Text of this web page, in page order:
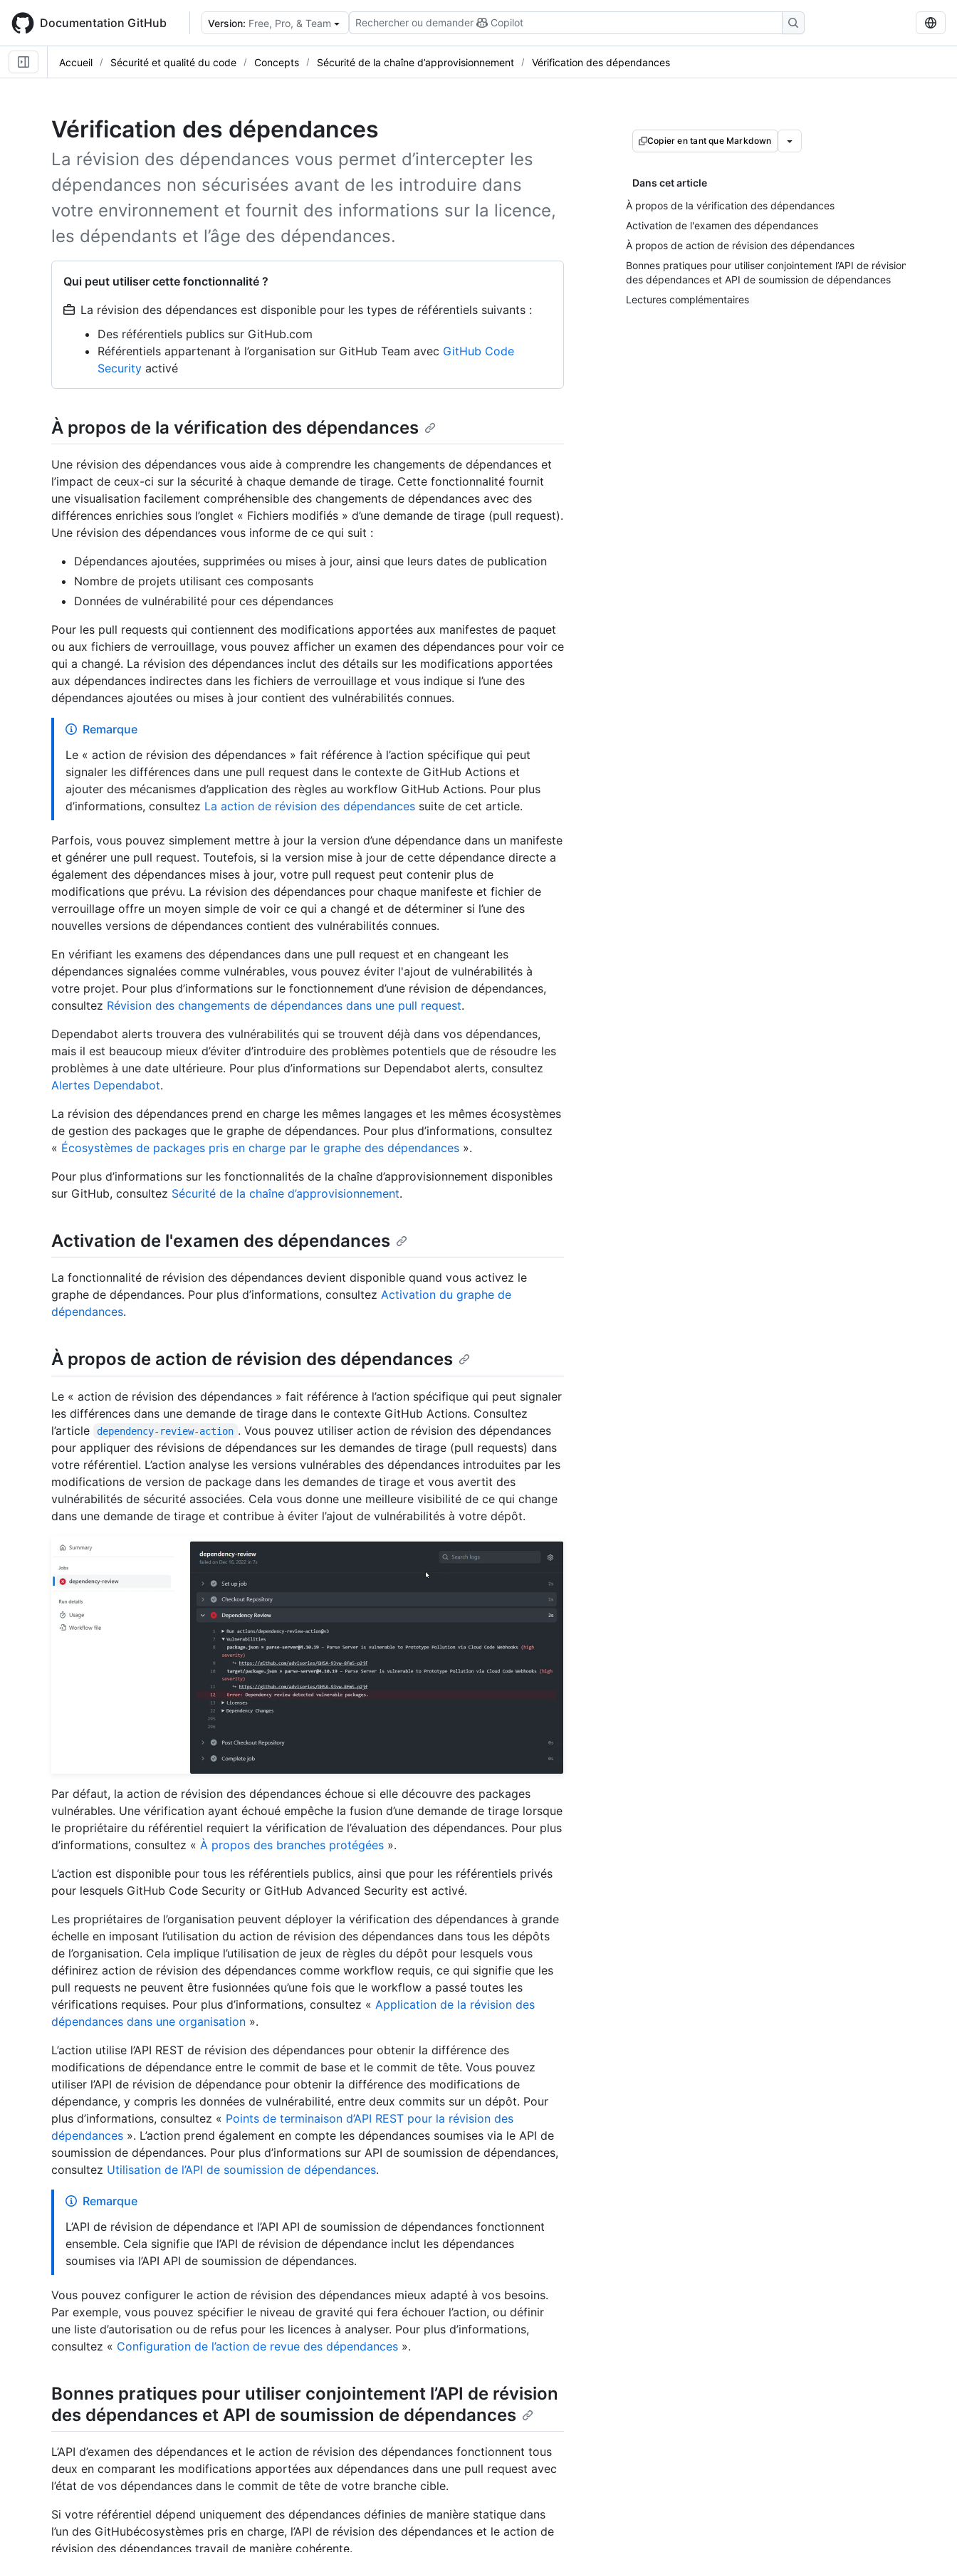
main
content
Documentation GitHub Version: Free, Pro, & Team Rechercher ou demander Copilot
Accueil Sécurité et qualité du code Concepts Sécurité de la chaîne d’approvisionnement Vérification des dépendances
Vérification des dépendances
La révision des dépendances vous permet d’intercepter les
dépendances non sécurisées avant de les introduire dans
votre environnement et fournit des informations sur la licence,
les dépendants et l’âge des dépendances.
Qui peut utiliser cette fonctionnalité ?
La révision des dépendances est disponible pour les types de référentiels suivants :
Des référentiels publics sur GitHub.com
Référentiels appartenant à l’organisation sur GitHub Team avec GitHub Code
Security activé
Copier en tant que Markdown
Dans cet article
À propos de la vérification des dépendances
Activation de l'examen des dépendances
À propos de action de révision des dépendances
Bonnes pratiques pour utiliser conjointement l’API de révision
des dépendances et API de soumission de dépendances
Lectures complémentaires
À propos de la vérification des dépendances
Une révision des dépendances vous aide à comprendre les changements de dépendances et
l’impact de ceux-ci sur la sécurité à chaque demande de tirage. Cette fonctionnalité fournit
une visualisation facilement compréhensible des changements de dépendances avec des
différences enrichies sous l’onglet « Fichiers modifiés » d’une demande de tirage (pull request).
Une révision des dépendances vous informe de ce qui suit :
Dépendances ajoutées, supprimées ou mises à jour, ainsi que leurs dates de publication
Nombre de projets utilisant ces composants
Données de vulnérabilité pour ces dépendances
Pour les pull requests qui contiennent des modifications apportées aux manifestes de paquet
ou aux fichiers de verrouillage, vous pouvez afficher un examen des dépendances pour voir ce
qui a changé. La révision des dépendances inclut des détails sur les modifications apportées
aux dépendances indirectes dans les fichiers de verrouillage et vous indique si l’une des
dépendances ajoutées ou mises à jour contient des vulnérabilités connues.
Remarque
Le « action de révision des dépendances » fait référence à l’action spécifique qui peut
signaler les différences dans une pull request dans le contexte de GitHub Actions et
ajouter des mécanismes d’application des règles au workflow GitHub Actions. Pour plus
d’informations, consultez La action de révision des dépendances suite de cet article.
Parfois, vous pouvez simplement mettre à jour la version d’une dépendance dans un manifeste
et générer une pull request. Toutefois, si la version mise à jour de cette dépendance directe a
également des dépendances mises à jour, votre pull request peut contenir plus de
modifications que prévu. La révision des dépendances pour chaque manifeste et fichier de
verrouillage offre un moyen simple de voir ce qui a changé et de déterminer si l’une des
nouvelles versions de dépendances contient des vulnérabilités connues.
En vérifiant les examens des dépendances dans une pull request et en changeant les
dépendances signalées comme vulnérables, vous pouvez éviter l'ajout de vulnérabilités à
votre projet. Pour plus d’informations sur le fonctionnement d’une révision de dépendances,
consultez Révision des changements de dépendances dans une pull request.
Dependabot alerts trouvera des vulnérabilités qui se trouvent déjà dans vos dépendances,
mais il est beaucoup mieux d’éviter d’introduire des problèmes potentiels que de résoudre les
problèmes à une date ultérieure. Pour plus d’informations sur Dependabot alerts, consultez
Alertes Dependabot.
La révision des dépendances prend en charge les mêmes langages et les mêmes écosystèmes
de gestion des packages que le graphe de dépendances. Pour plus d’informations, consultez
« Écosystèmes de packages pris en charge par le graphe des dépendances ».
Pour plus d’informations sur les fonctionnalités de la chaîne d’approvisionnement disponibles
sur GitHub, consultez Sécurité de la chaîne d’approvisionnement.
Activation de l'examen des dépendances
La fonctionnalité de révision des dépendances devient disponible quand vous activez le
graphe de dépendances. Pour plus d’informations, consultez Activation du graphe de
dépendances.
À propos de action de révision des dépendances
Le « action de révision des dépendances » fait référence à l’action spécifique qui peut signaler
les différences dans une demande de tirage dans le contexte GitHub Actions. Consultez
l’article
dependency-review-action . Vous pouvez utiliser action de révision des dépendances
pour appliquer des révisions de dépendances sur les demandes de tirage (pull requests) dans
votre référentiel. L’action analyse les versions vulnérables des dépendances introduites par les
modifications de version de package dans les demandes de tirage et vous avertit des
vulnérabilités de sécurité associées. Cela vous donne une meilleure visibilité de ce qui change
dans une demande de tirage et contribue à éviter l’ajout de vulnérabilités à votre dépôt.
Par défaut, la action de révision des dépendances échoue si elle découvre des packages
vulnérables. Une vérification ayant échoué empêche la fusion d’une demande de tirage lorsque
le propriétaire du référentiel requiert la vérification de l’évaluation des dépendances. Pour plus
d’informations, consultez « À propos des branches protégées ».
L’action est disponible pour tous les référentiels publics, ainsi que pour les référentiels privés
pour lesquels GitHub Code Security or GitHub Advanced Security est activé.
Les propriétaires de l’organisation peuvent déployer la vérification des dépendances à grande
échelle en imposant l’utilisation du action de révision des dépendances dans tous les dépôts
de l’organisation. Cela implique l’utilisation de jeux de règles du dépôt pour lesquels vous
définirez action de révision des dépendances comme workflow requis, ce qui signifie que les
pull requests ne peuvent être fusionnées qu’une fois que le workflow a passé toutes les
vérifications requises. Pour plus d’informations, consultez « Application de la révision des
dépendances dans une organisation ».
L’action utilise l’API REST de révision des dépendances pour obtenir la différence des
modifications de dépendance entre le commit de base et le commit de tête. Vous pouvez
utiliser l’API de révision de dépendance pour obtenir la différence des modifications de
dépendance, y compris les données de vulnérabilité, entre deux commits sur un dépôt. Pour
plus d’informations, consultez « Points de terminaison d’API REST pour la révision des
dépendances ». L’action prend également en compte les dépendances soumises via le API de
soumission de dépendances. Pour plus d’informations sur API de soumission de dépendances,
consultez Utilisation de l’API de soumission de dépendances.
Remarque
L’API de révision de dépendance et l’API API de soumission de dépendances fonctionnent
ensemble. Cela signifie que l’API de révision de dépendance inclut les dépendances
soumises via l’API API de soumission de dépendances.
Vous pouvez configurer le action de révision des dépendances mieux adapté à vos besoins.
Par exemple, vous pouvez spécifier le niveau de gravité qui fera échouer l’action, ou définir
une liste d’autorisation ou de refus pour les licences à analyser. Pour plus d’informations,
consultez « Configuration de l’action de revue des dépendances ».
Bonnes pratiques pour utiliser conjointement l’API de révision
des dépendances et API de soumission de dépendances
L’API d’examen des dépendances et le action de révision des dépendances fonctionnent tous
deux en comparant les modifications apportées aux dépendances dans une pull request avec
l’état de vos dépendances dans le commit de tête de votre branche cible.
Si votre référentiel dépend uniquement des dépendances définies de manière statique dans
l’un des GitHubécosystèmes pris en charge, l’API de révision des dépendances et le action de
révision des dépendances travail de manière cohérente.